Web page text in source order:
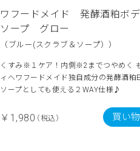
ワフードメイド 発酵酒粕ボデ
ソープ グロー
（ブルー(スクラブ＆ソープ））
くすみ※１ケア！内側※2までつやめく
ィへワフードメイド独自成分の発酵酒
ソープとしても使える２WAY仕様♪
￥1,980（税込） 買い